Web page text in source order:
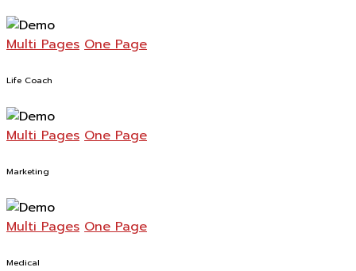
Multi Pages One Page
Life Coach
Multi Pages One Page
Marketing
Multi Pages One Page
Medical